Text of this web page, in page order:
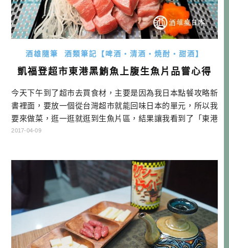
酒雄隨筆 酒類筆記【啤酒・清酒・焼酎・甜酒】
凱福登超市東港黑鮪魚上腹生魚片品嘗心得
今天下午到了超市去買食材，主要是因為我日本點餐攻略新
書裡面，要放一個從台灣超市就能回味日本的單元，所以我
要來做菜，逛一逛就逛到生魚片區，結果讓我看到了「東港
黑鮪魚上肚」，一時腦波弱就買了回家嘗鮮，先說結果：
2017-04-09